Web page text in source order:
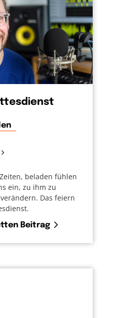
Sicht der Dinge
Teufel kommt raus.
andere ins
wäre: Ich sage, „ja,
Das ist der
zum Guten wenden
beladen fühlen
ein, zu ihm zu
Das feiern
Beitrag